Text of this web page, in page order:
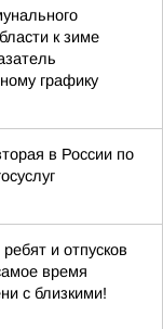
к зиме
графику
в России по
и отпусков
время
с близкими!